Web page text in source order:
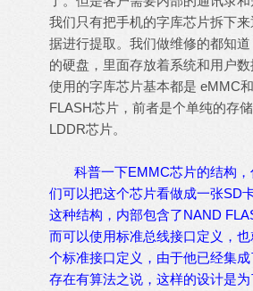
我们只有把手机的字库芯片拆下
据进行提取。我们做维修的都知
的硬盘，里面存放着系统和用户
使用的字库芯片基本都是 eMMC
FLASH芯片，前者是个单纯的存
LDDR芯片。
科普一下EMMC芯片的结构
们可以把这个芯片看做成一张SD
这种结构，内部包含了NAND
而可以使用标准总线接口定义，
个标准接口定义，由于他已经集
存在有算法之说，这样的设计是